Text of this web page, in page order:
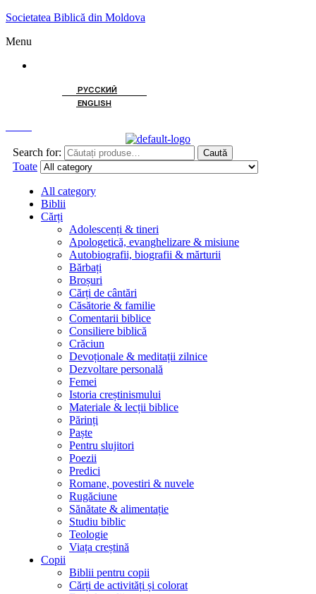
Societatea Biblică din Moldova
Menu
РУССКИЙ
ENGLISH
Search for: Caută
Toate
All category
Biblii
Cărți
Adolescenți & tineri
Apologetică, evanghelizare & misiune
Autobiografii, biografii & mărturii
Bărbați
Broșuri
Cărți de cântări
Căsătorie & familie
Comentarii biblice
Consiliere biblică
Crăciun
Devoționale & meditații zilnice
Dezvoltare personală
Femei
Istoria creștinismului
Materiale & lecții biblice
Părinți
Paște
Pentru slujitori
Poezii
Predici
Romane, povestiri & nuvele
Rugăciune
Sănătate & alimentație
Studiu biblic
Teologie
Viața creștină
Copii
Biblii pentru copii
Cărți de activități și colorat